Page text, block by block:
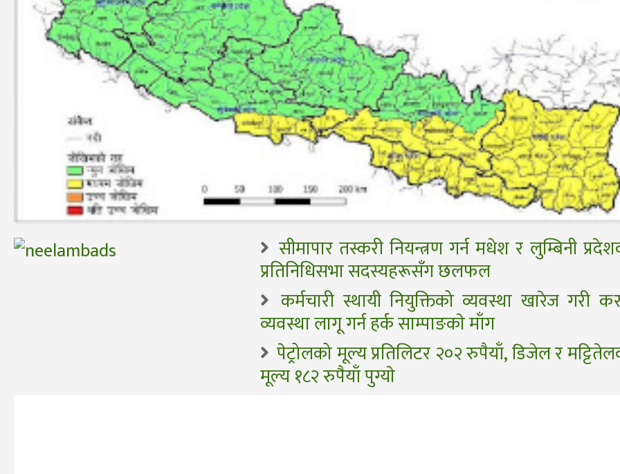
सीमापार तस्करी नियन्त्रण गर्न मधेश र लुम्बिनी
प्रतिनिधिसभा सदस्यहरूसँग छलफल
कर्मचारी स्थायी नियुक्तिको व्यवस्था खारेज गरी
व्यवस्था लागू गर्न हर्क साम्पाङकाे माँग
पेट्रोलको मूल्य प्रतिलिटर २०२ रुपैयाँ, डिजेल र
मूल्य १८२ रुपैयाँ पुग्याे